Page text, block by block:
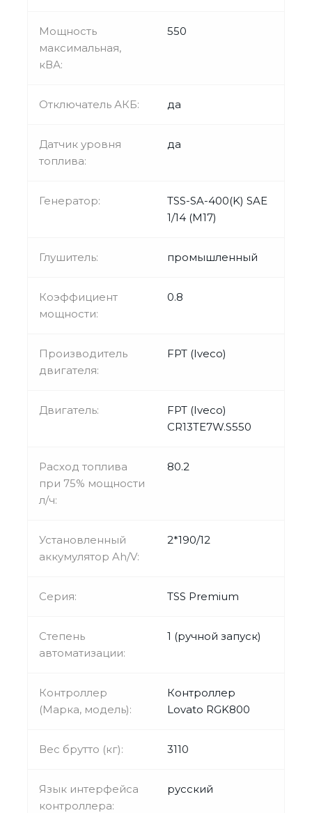
Мощность
максимальная,
кВА:
550
Отключатель АКБ: да
Датчик уровня
топлива:
да
Генератор:
TSS-SA-400(K) SAE
1/14 (М17)
Глушитель: промышленный
Коэффициент
мощности:
0.8
Производитель
двигателя:
FPT (Iveco)
Двигатель:
FPT (Iveco)
CR13TE7W.S550
Расход топлива
при 75% мощности
л/ч:
80.2
Установленный
аккумулятор Ah/V:
2*190/12
Серия: TSS Premium
Степень
автоматизации:
1 (ручной запуск)
Контроллер
(Марка, модель):
Контроллер
Lovato RGK800
Вес брутто (кг): 3110
Язык интерфейса
контроллера:
русский